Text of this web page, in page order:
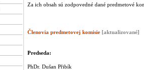
Za ich obsah sú zodpovedné dané predmetové
Členovia predmetovej komisie [aktualizované]
Predseda:
PhDr. Dušan Přibík